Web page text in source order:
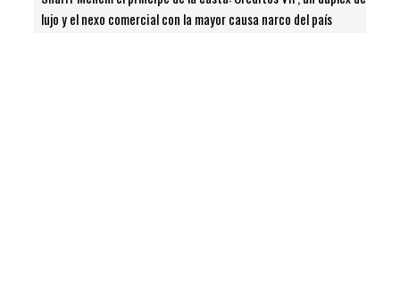
lujo y el nexo comercial con la mayor causa narco del país